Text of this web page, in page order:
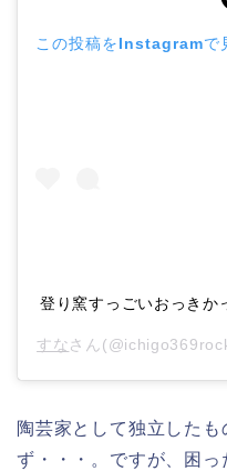
この投稿をInstagramで
登り窯すっごいおっき
すなさん
陶芸家として独立した
ず・・・。ですが、困